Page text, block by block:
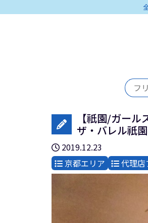
【祇園/ガー
ザ・バレル祇
2019.12.23
京都エリア
代理店